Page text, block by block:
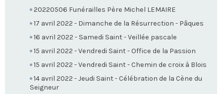
20220506 Funérailles Père Michel LEMAIRE
17 avril 2022 - Dimanche de la Résurrection - Pâques
16 avril 2022 - Samedi Saint - Veillée pascale
15 avril 2022 - Vendredi Saint - Office de la Passion
15 avril 2022 - Vendredi Saint - Chemin de croix à Blois
14 avril 2022 - Jeudi Saint - Célébration de la Cène du
Seigneur